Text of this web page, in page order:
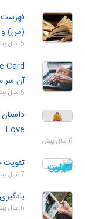
(س)
5 سال پیش
آن سر
6 سال پیش
Love
6 سال پیش
تقویت
7 سال پیش
6 سال پیش